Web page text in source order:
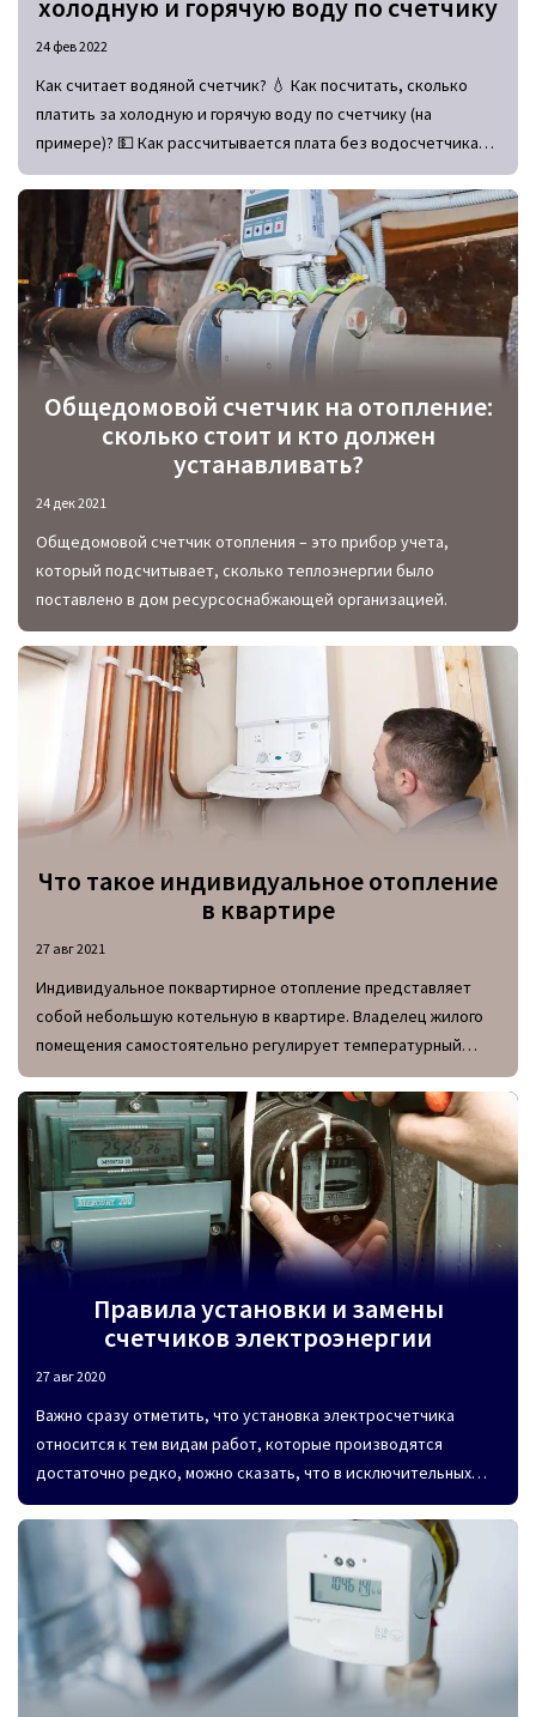
холодную и горячую воду по счетчику
24 фев 2022
Как считает водяной счетчик? 💧 Как посчитать, сколько
платить за холодную и горячую воду по счетчику (на
примере)? 💵 Как рассчитывается плата без водосчетчика?
Формулы для обоснования коммуналки за воду в квитанциях.
Общедомовой счетчик на отопление:
сколько стоит и кто должен
устанавливать?
24 дек 2021
Общедомовой счетчик отопления – это прибор учета,
который подсчитывает, сколько теплоэнергии было
поставлено в дом ресурсоснабжающей организацией.
Что такое индивидуальное отопление
в квартире
27 авг 2021
Индивидуальное поквартирное отопление представляет
собой небольшую котельную в квартире. Владелец жилого
помещения самостоятельно регулирует температурный
режим, включает и отключает систему в любое время года.
При поквартирном отоплении устанавливается котел,
приборы учета тепла, трубы для вывода газа и дыма, а также
оборудование для забора воздуха. Кроме этого
отопительное устройство оснащается фиксаторами
наблюдения за тягой, контролем пламени, клапаном
отключения, который срабатывает автоматически при
отсутствии огня.
Правила установки и замены
счетчиков электроэнергии
27 авг 2020
Важно сразу отметить, что установка электросчетчика
относится к тем видам работ, которые производятся
достаточно редко, можно сказать, что в исключительных
случаях. Этот прибор учета отличается высокой
надежностью и большим эксплуатационным ресурсом,
поэтому, неудивительно, что учет потребления
электроэнергии во многих домах и квартирах до сих пор
ведется с использованием старых, уже морально и
физически устаревших устройств.